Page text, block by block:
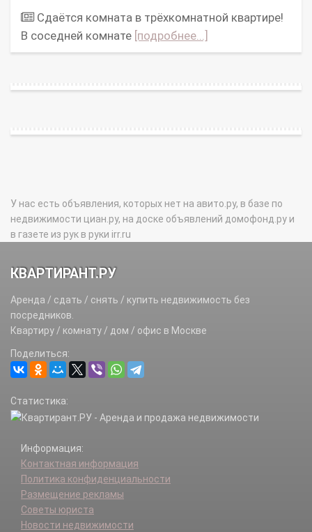
Сдаётся комната в трёхкомнатной квартире!
В соседней комнате [подробнее...]
У нас есть объявления, которых нет на авито.ру, в базе по
недвижимости циан.ру, на доске объявлений домофонд.ру и
в газете из рук в руки irr.ru
КВАРТИРАНТ.РУ
Аренда / сдать / снять / купить недвижимость без
посредников.
Квартиру / комнату / дом / офис в Москве
Поделиться:
Статистика:
Информация:
Контактная информация
Политика конфиденциальности
Размещение рекламы
Советы юриста
Новости недвижимости